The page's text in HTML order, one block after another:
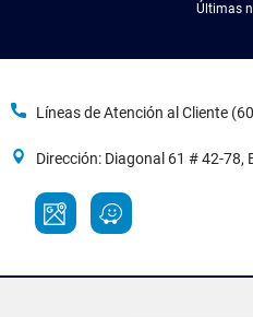
Últimas
Líneas de Atención al Cliente
Dirección: Diagonal 61 # 42-